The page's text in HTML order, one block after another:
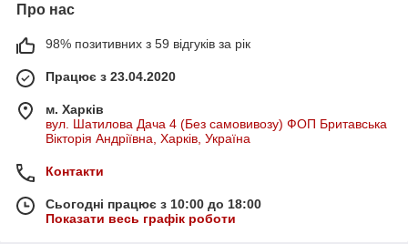
Про нас
98% позитивних з 59 відгуків за рік
Працює з 23.04.2020
м. Харків
вул. Шатилова Дача 4 (Без самовивозу) ФОП Бритавська
Вікторія Андріївна, Харків, Україна
Контакти
Сьогодні працює з 10:00 до 18:00
Показати весь графік роботи